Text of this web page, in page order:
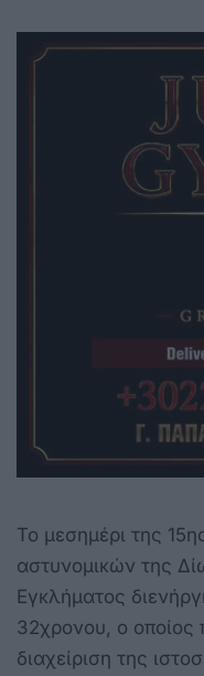
Το μεσημέρι της
αστυνομικών της
Εγκλήματος
32χρονου, ο οποίος
διαχείριση της